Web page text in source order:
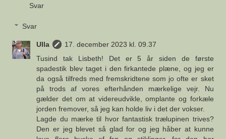
Svar
Svar
Ulla
17. december 2023 kl. 09.37
Tusind tak Lisbeth! Det er 5 år siden de første
spadestik blev taget i den firkantede plæne, og jeg er
da også tilfreds med fremskridtene som jo ofte er sket
på trods af vores efterhånden mærkelige vejr. Nu
gælder det om at videreudvikle, omplante og forkæle
jorden fremover, så jeg kan holde liv i det der vokser.
Lagde du mærke til hvor fantastisk trælupinen trives?
Den er jeg blevet så glad for og jeg håber at kunne